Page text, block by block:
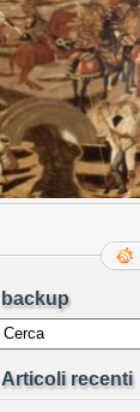
backup
Articoli recenti